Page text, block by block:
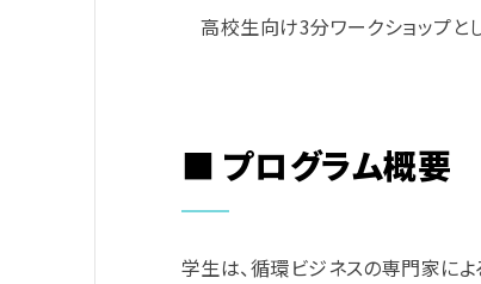
高校生向け3分ワークショップと
■ プログラム概要
学生は、循環ビジネスの専門家に